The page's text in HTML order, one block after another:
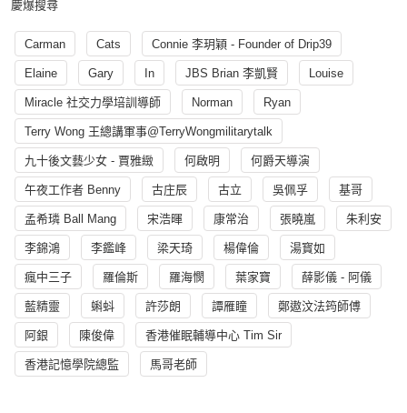
慶爆搜尋
Carman Cats Connie 李玥穎 - Founder of Drip39
Elaine Gary In JBS Brian 李凱賢 Louise
Miracle 社交力學培訓導師 Norman Ryan
Terry Wong 王總講軍事@TerryWongmilitarytalk
九十後文藝少女 - 賈雅緻 何啟明 何爵天導演
午夜工作者 Benny 古庄辰 古立 吳佩孚 基哥
孟希璘 Ball Mang 宋浩暉 康常治 張曉嵐 朱利安
李錦鴻 李鑑峰 梁天琦 楊偉倫 湯寳如
瘋中三子 羅倫斯 羅海憫 葉家寶 薛影儀 - 阿儀
藍精靈 蝌蚪 許莎朗 譚雁瞳 鄭遨汶法筠師傅
阿銀 陳俊偉 香港催眠輔導中心 Tim Sir
香港記憶學院總監 馬哥老師